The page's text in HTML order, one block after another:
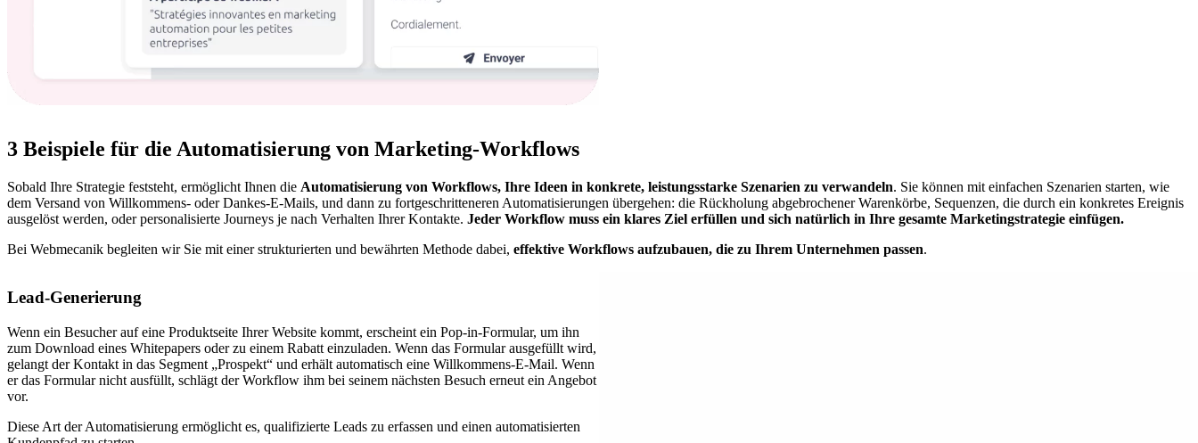
3 Beispiele für die Automatisierung von Marketing-Workflows
Sobald Ihre Strategie feststeht, ermöglicht Ihnen die Automatisierung von Workflows, Ihre Ideen in konkrete, leistungsstarke Szenarien zu verwandeln. Sie können mit einfachen Szenarien starten, wie
dem Versand von Willkommens- oder Dankes-E-Mails, und dann zu fortgeschritteneren Automatisierungen übergehen: die Rückholung abgebrochener Warenkörbe, Sequenzen, die durch ein konkretes Ereignis
ausgelöst werden, oder personalisierte Journeys je nach Verhalten Ihrer Kontakte. Jeder Workflow muss ein klares Ziel erfüllen und sich natürlich in Ihre gesamte Marketingstrategie einfügen.
Bei Webmecanik begleiten wir Sie mit einer strukturierten und bewährten Methode dabei, effektive Workflows aufzubauen, die zu Ihrem Unternehmen passen.
Lead-Generierung
Wenn ein Besucher auf eine Produktseite Ihrer Website kommt, erscheint ein Pop-in-Formular, um ihn
zum Download eines Whitepapers oder zu einem Rabatt einzuladen. Wenn das Formular ausgefüllt wird,
gelangt der Kontakt in das Segment „Prospekt“ und erhält automatisch eine Willkommens-E-Mail. Wenn
er das Formular nicht ausfüllt, schlägt der Workflow ihm bei seinem nächsten Besuch erneut ein Angebot
vor.
Diese Art der Automatisierung ermöglicht es, qualifizierte Leads zu erfassen und einen automatisierten